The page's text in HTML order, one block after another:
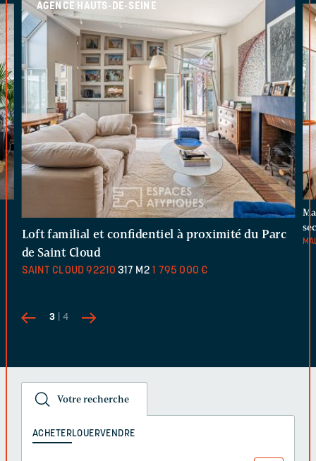
3 | 4
AGENCE HAUTS-DE-SEINE
Loft familial et confidentiel à proximité du Parc
de Saint Cloud
SAINT CLOUD92210 317 M2 1 795 000 €
Votre recherche
ACHETERLOUERVENDRE